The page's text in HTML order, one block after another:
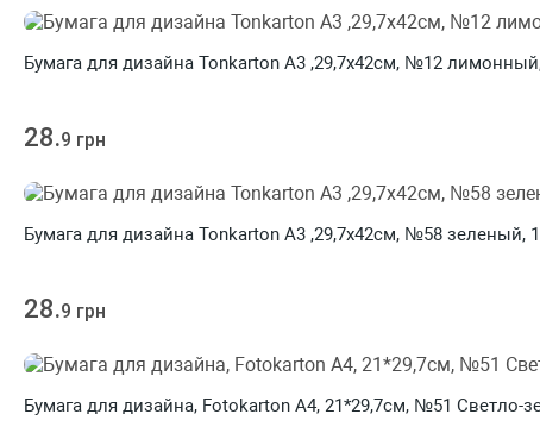
Бумага для дизайна Tonkarton А3 ,29,7х42см, №12
28.9 грн
Бумага для дизайна Tonkarton А3 ,29,7х42см, №58 зеленый,
28.9 грн
Бумага для дизайна, Fotokarton A4, 21*29,7см, №51 Светло-